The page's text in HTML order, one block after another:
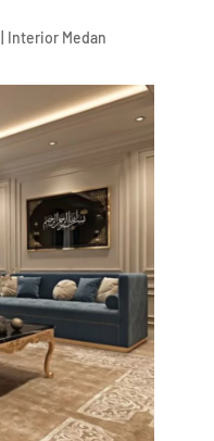
Interior Medan